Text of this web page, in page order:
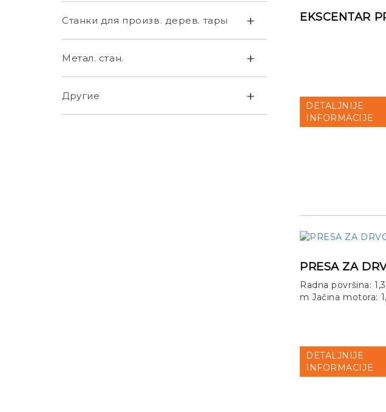
Станки для произв. дерев. тары +
Метал. стан. +
Другие +
EKSCENTAR
DETALJNIJE
INFORMACIJE
PRESA ZA
Radna površina:
m Jačina motora:
DETALJNIJE
INFORMACIJE